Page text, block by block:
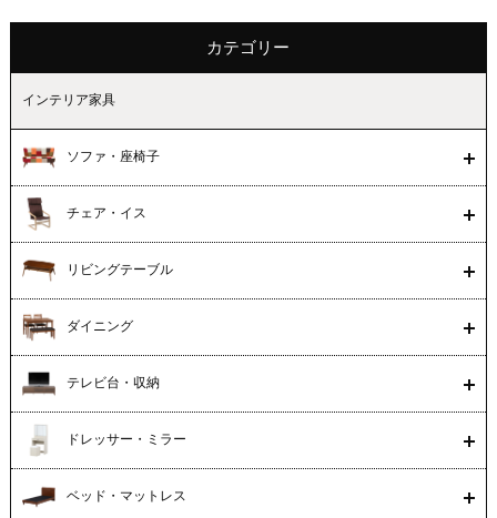
カテゴリー
インテリア家具
ソファ・座椅子
チェア・イス
リビングテーブル
ダイニング
テレビ台・収納
ドレッサー・ミラー
ベッド・マットレス